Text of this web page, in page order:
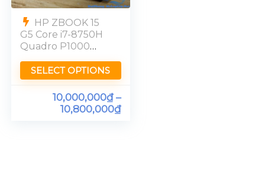
HP ZBOOK 15
G5 Core i7-8750H
Quadro P1000
SELECT OPTIONS
10,000,000₫–
10,800,000₫